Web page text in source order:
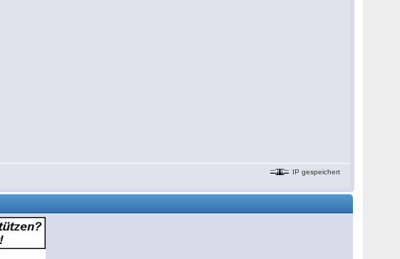
IP gespeichert